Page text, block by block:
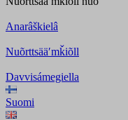
Anarâškielâ
Nuõrttsääʹmǩiõll
Davvisámegiella
Suomi